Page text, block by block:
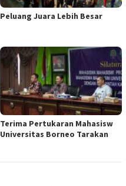
Peluang Juara Lebih Besar
Terima Pertukaran Mahasisw
Universitas Borneo Tarakan